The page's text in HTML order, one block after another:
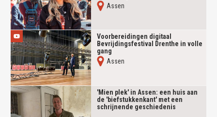
Assen
Voorbereidingen digitaal
Bevrijdingsfestival Drenthe in volle
gang
Assen
'Mien plek' in Assen: een huis aan
de 'biefstukkenkant' met een
schrijnende geschiedenis